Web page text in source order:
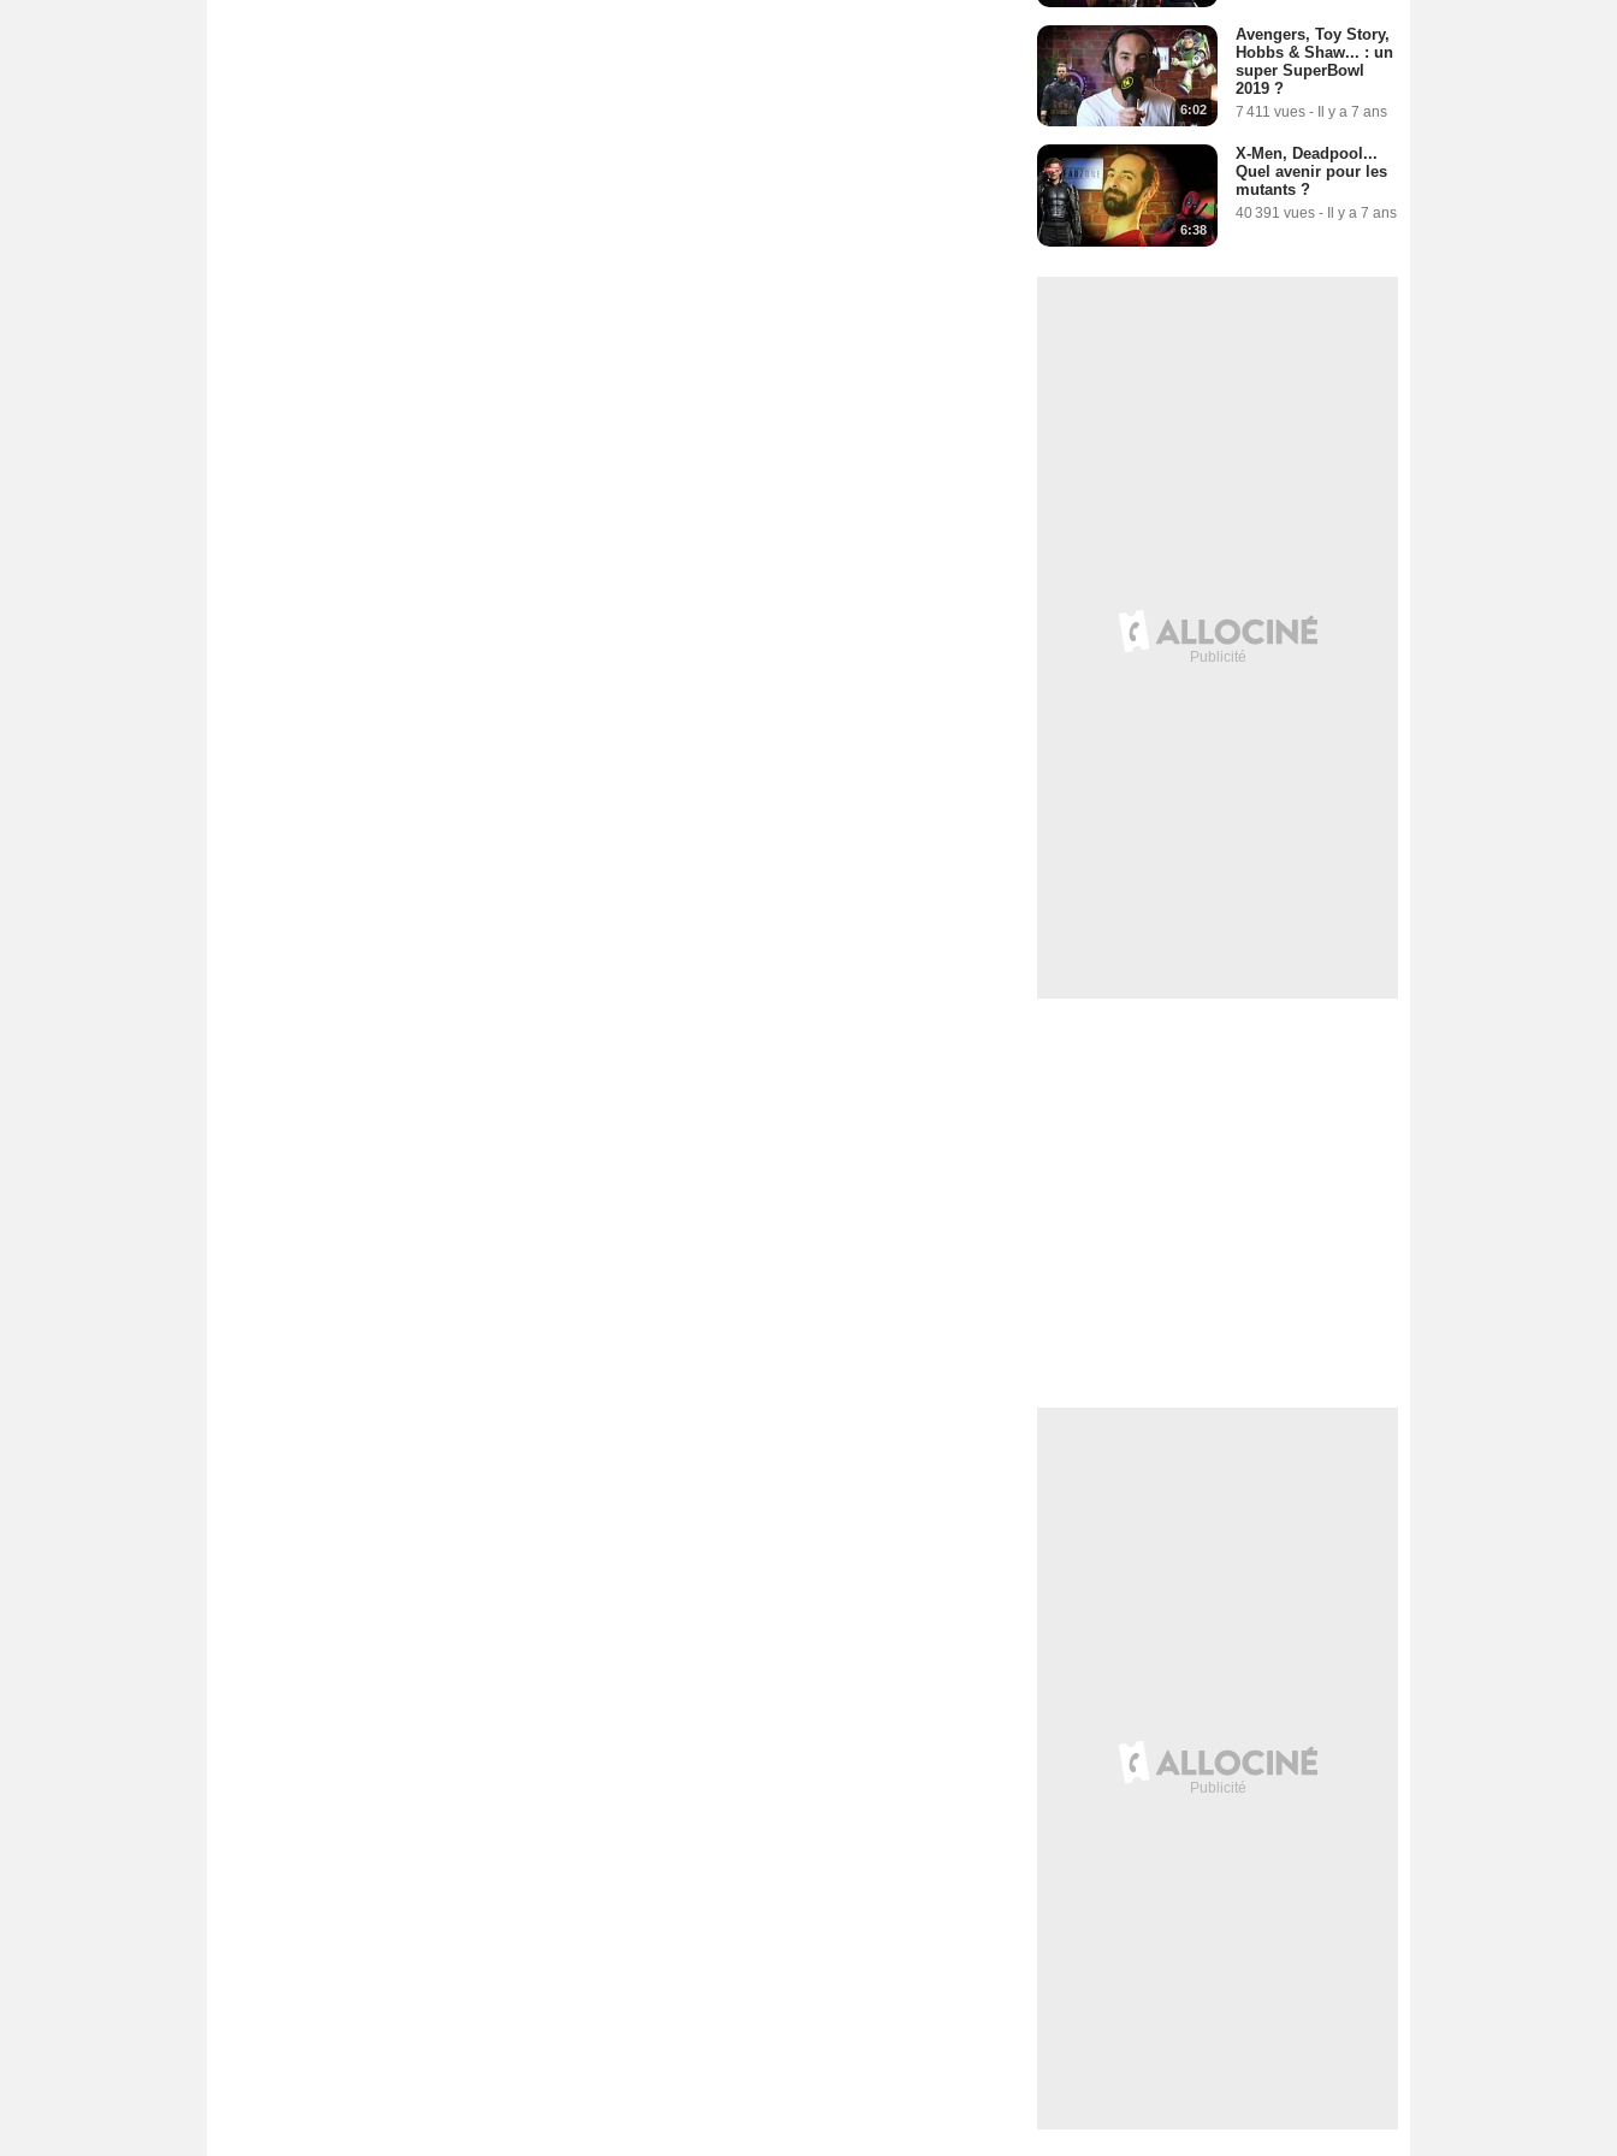
6:02
Avengers, Toy Story,
Hobbs & Shaw... : un
super SuperBowl
2019 ?
7 411 vues - Il y a 7 ans
6:38
X-Men, Deadpool...
Quel avenir pour les
mutants ?
40 391 vues - Il y a 7 ans